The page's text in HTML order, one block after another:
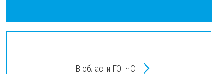
В области ГО ЧС